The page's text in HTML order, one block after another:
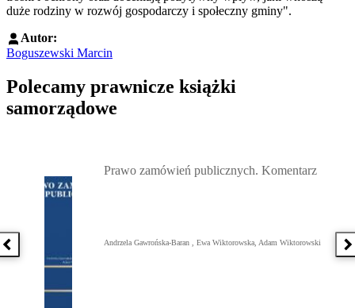
duże rodziny w rozwój gospodarczy i społeczny gminy".
Autor:
Boguszewski Marcin
Polecamy prawnicze książki
samorządowe
Poprzednia książka
Prawo zamówień publicznych. Komentarz
Andrzela Gawrońska-Baran , Ewa Wiktorowska, Adam Wiktorowski